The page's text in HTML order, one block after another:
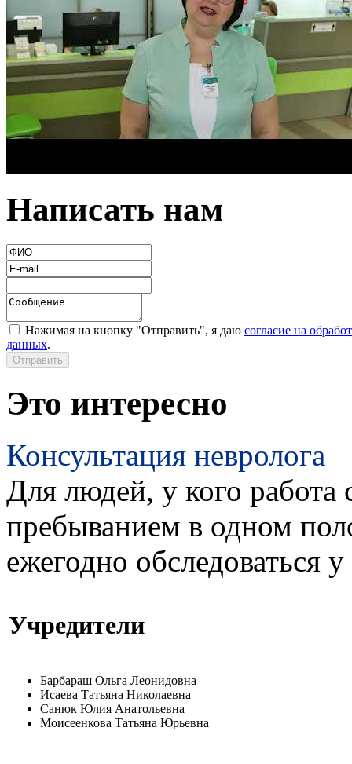
Написать нам
Нажимая на кнопку "Отправить", я даю согласие на
данных.
Это интересно
Консультация невролога
Для людей, у кого работа
пребыванием в одном
ежегодно обследоваться
Учредители
Барбараш Ольга Леонидовна
Исаева Татьяна Николаевна
Санюк Юлия Анатольевна
Моисеенкова Татьяна Юрьевна